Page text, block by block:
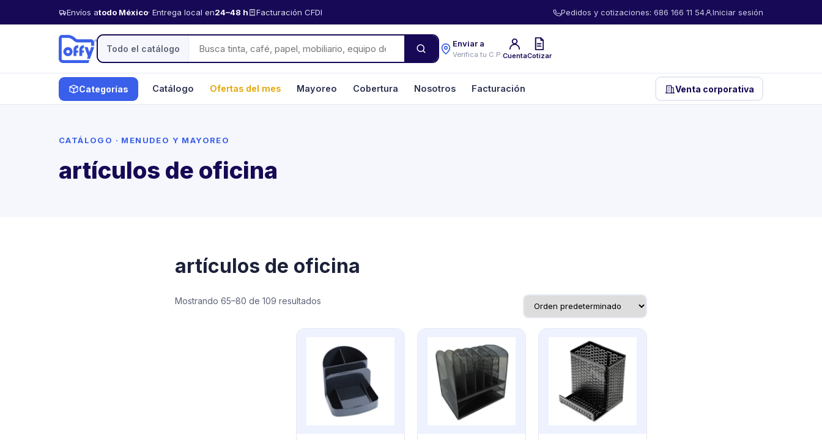
Envíos atodo México· Entrega local en24–48 h Facturación CFDI Pedidos y cotizaciones: 686 166 11 54 Iniciar sesión
Todo el catálogo Enviar a
Verifica tu C.P.CuentaCotizar
Categorías Catálogo Ofertas del mes Mayoreo Cobertura Nosotros Facturación Venta corporativa
CATÁLOGO · MENUDEO Y MAYOREO
artículos de oficina
artículos de oficina
Mostrando 65–80 de 109 resultados